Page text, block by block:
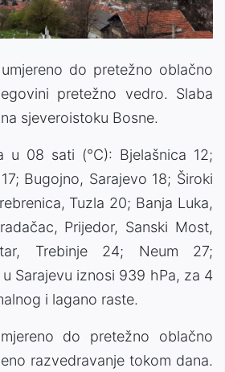
do pretežno oblačno
pretežno vedro. Slaba
sjeveroistoku Bosne.
u 08 sati (°C): Bjelašnica 12;
Bugojno, Sarajevo 18; Široki
Tuzla 20; Banja Luka,
Prijedor, Sanski Most,
Trebinje 24; Neum 27;
Sarajevu iznosi 939 hPa, za 4
i lagano raste.
do pretežno oblačno
razvedravanje tokom dana.